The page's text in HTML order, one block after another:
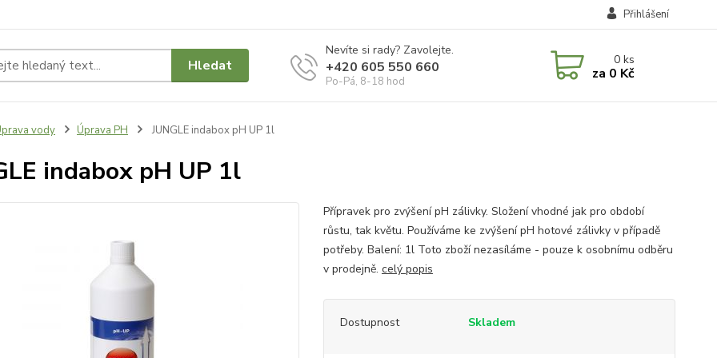
Přihlášení
Hledat
Nevíte si rady? Zavolejte.
+420 605 550 660
Po-Pá, 8-18 hod
0ks
za 0 Kč
vody Úprava PH JUNGLE indabox pH UP 1l
indabox pH UP 1l
Přípravek pro zvýšení pH zálivky. Složení vhodné jak pro období
růstu, tak květu. Používáme ke zvýšení pH hotové zálivky v případě
potřeby. Balení: 1l Toto zboží nezasíláme - pouze k osobnímu odběru
v prodejně. celý popis
Dostupnost Skladem